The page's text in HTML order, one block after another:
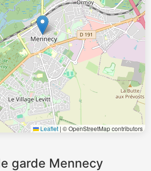
Leaflet | © OpenStreetMap contributors
garde Mennecy